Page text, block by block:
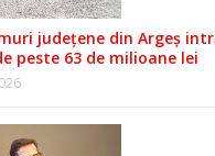
județene din Argeș
peste 63 de milioane lei